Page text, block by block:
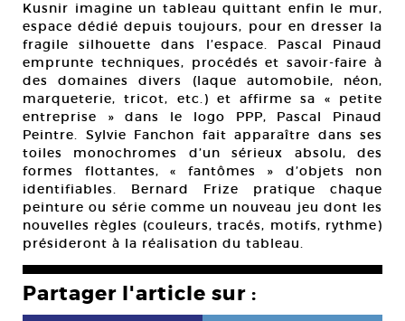
Kusnir imagine un tableau quittant enfin le mur,
espace dédié depuis toujours, pour en dresser la
fragile silhouette dans l’espace. Pascal Pinaud
emprunte techniques, procédés et savoir-faire à
des domaines divers (laque automobile, néon,
marqueterie, tricot, etc.) et affirme sa « petite
entreprise » dans le logo PPP, Pascal Pinaud
Peintre. Sylvie Fanchon fait apparaître dans ses
toiles monochromes d’un sérieux absolu, des
formes flottantes, « fantômes » d’objets non
identifiables. Bernard Frize pratique chaque
peinture ou série comme un nouveau jeu dont les
nouvelles règles (couleurs, tracés, motifs, rythme)
présideront à la réalisation du tableau.
Partager l'article sur :